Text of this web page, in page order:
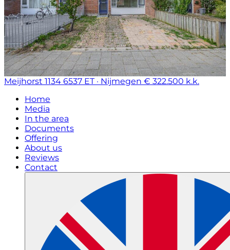
Meijhorst 1134 6537 ET · Nijmegen € 322.500 k.k.
Home
Media
In the area
Documents
Offering
About us
Reviews
Contact